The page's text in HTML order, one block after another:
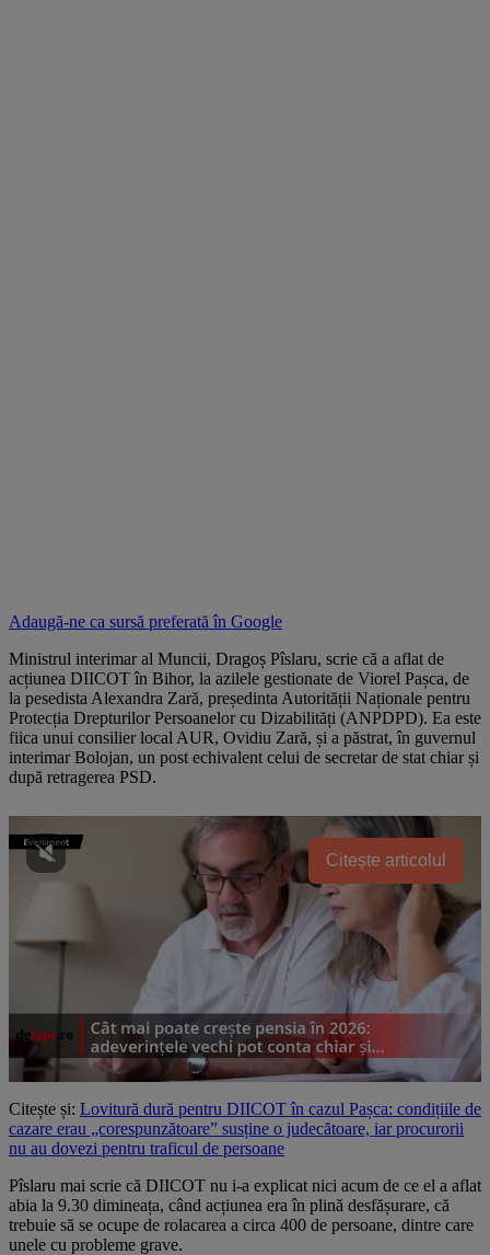
Adaugă-ne ca sursă preferată în Google
Ministrul interimar al Muncii, Dragoș Pîslaru, scrie că a aflat de
acțiunea DIICOT în Bihor, la azilele gestionate de Viorel Pașca, de
la pesedista Alexandra Zară, președinta Autorității Naționale pentru
Protecția Drepturilor Persoanelor cu Dizabilități (ANPDPD). Ea este
fiica unui consilier local AUR, Ovidiu Zară, și a păstrat, în guvernul
interimar Bolojan, un post echivalent celui de secretar de stat chiar și
după retragerea PSD.
Citește articolul
Citește și: Lovitură dură pentru DIICOT în cazul Pașca: condițiile de
cazare erau „corespunzătoare” susține o judecătoare, iar procurorii
nu au dovezi pentru traficul de persoane
Pîslaru mai scrie că DIICOT nu i-a explicat nici acum de ce el a aflat
abia la 9.30 dimineața, când acțiunea era în plină desfășurare, că
trebuie să se ocupe de rolacarea a circa 400 de persoane, dintre care
unele cu probleme grave.